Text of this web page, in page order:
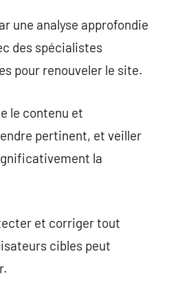
une analyse approfondie
des spécialistes
pour renouveler le site.
le contenu et
pertinent, et veiller
la
et corriger tout
cibles peut